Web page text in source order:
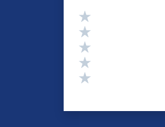
Valutazione